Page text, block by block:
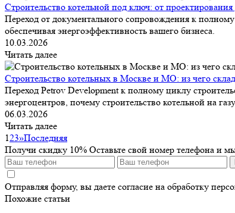
Строительство котельной под ключ: от
Переход от документального сопровождения к
обеспечивая энергоэффективность вашего бизнеса.
10.03.2026
Читать далее
Строительство котельных в Москве и МО: из чего
Переход Petrov Development к полному циклу
энергоцентров, почему строительство котельной на
06.03.2026
Читать далее
123»Последняя
Получи скидку 10% Оставьте свой номер телефона и
Отправляя форму, вы даете согласие на обработку
Похожие статьи